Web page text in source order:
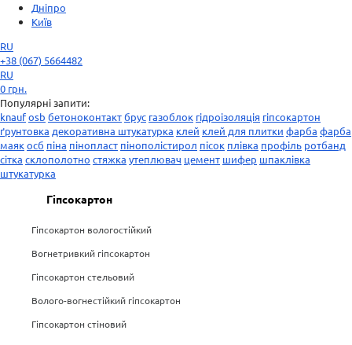
Дніпро
Київ
RU
+38 (067) 5664482
RU
0 грн.
Популярні запити:
knaufosb бетоноконтактбрус газоблок гідроізоляція гіпсокартон
ґрунтовка декоративна штукатурка клей клей для плитки фарба фарба
маякосб піна пінопласт пінополістирол пісок плівка профіль ротбанд
сітка склополотно стяжка утеплювач цемент шифер шпаклівка
штукатурка
Гіпсокартон
Гіпсокартон вологостійкий
Вогнетривкий гіпсокартон
Гіпсокартон стельовий
Волого-вогнестійкий гіпсокартон
Гіпсокартон стіновий